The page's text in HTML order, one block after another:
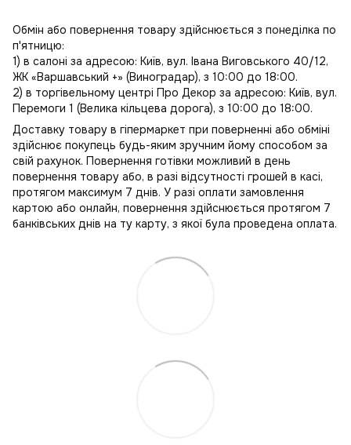
Обмін або повернення товару здійснюється з понеділка по
п'ятницю:
1) в салоні за адресою: Київ, вул. Івана Виговського 40/12,
ЖК «Варшавський +» (Виноградар), з 10:00 до 18:00.
2) в торгівельному центрі Про Декор за адресою: Київ, вул.
Перемоги 1 (Велика кільцева дорога), з 10:00 до 18:00.
Доставку товару в гіпермаркет при поверненні або обміні
здійснює покупець будь-яким зручним йому способом за
свій рахунок. Повернення готівки можливий в день
повернення товару або, в разі відсутності грошей в касі,
протягом максимум 7 днів. У разі оплати замовлення
картою або онлайн, повернення здійснюється протягом 7
банківських днів на ту карту, з якої була проведена оплата.